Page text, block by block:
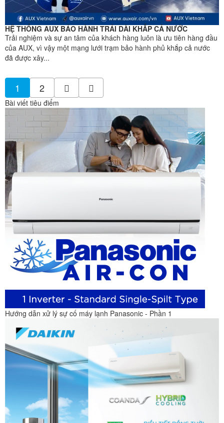
HỆ THỐNG AUX BẢO HÀNH TRẢI DÀI KHẮP CẢ NƯỚC
Trải nghiệm và sự an tâm của khách hàng luôn là ưu tiên hàng đầu
của AUX, vì vậy một mạng lưới trạm bảo hành phủ khắp cả nước
đã được xây...
1 2
Bài viết tiêu điểm
Hướng dẫn xử lý sự cố máy lạnh Panasonic - Phần 1